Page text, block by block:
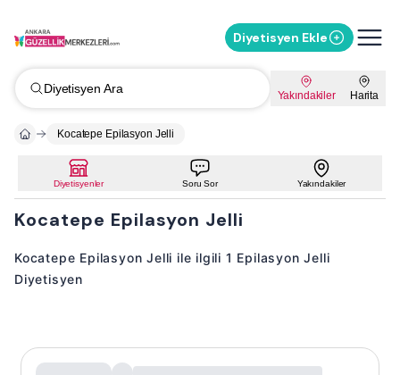
Diyetisyen Ekle
Diyetisyen Ara Yakındakiler Harita
Kocatepe Epilasyon Jelli
Diyetisyenler Soru Sor Yakındakiler
Kocatepe Epilasyon Jelli
Kocatepe Epilasyon Jelli ile ilgili 1 Epilasyon Jelli
Diyetisyen